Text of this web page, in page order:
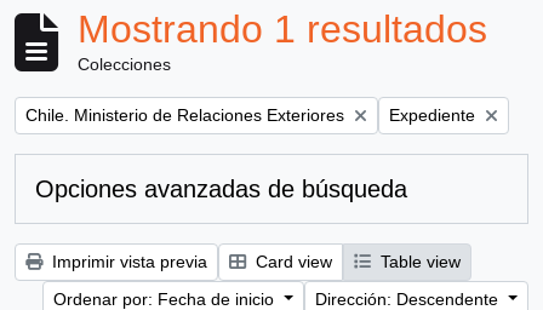
Mostrando 1 resultados
Colecciones
Remove filter:
Chile. Ministerio de Relaciones Exteriores Remove filter:
Expediente
Opciones avanzadas de búsqueda
Imprimir vista previa Card view
Table view
Ordenar por: Fecha de inicio
Dirección: Descendente